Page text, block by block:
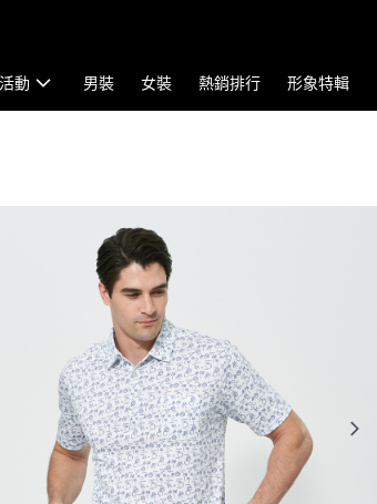
動 男裝 女裝 熱銷排行 形象特輯